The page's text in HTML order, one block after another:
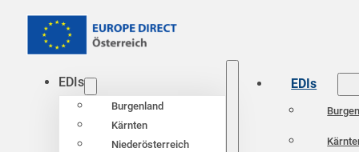
EDIs
Burgenland
Kärnten
Niederösterreich
EDIs